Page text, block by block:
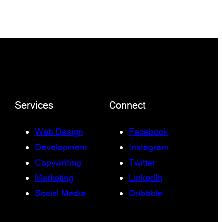
Services
Web Design
Development
Copywriting
Marketing
Social Media
Connect
Facebook
Instagram
Twitter
LinkedIn
Dribbble